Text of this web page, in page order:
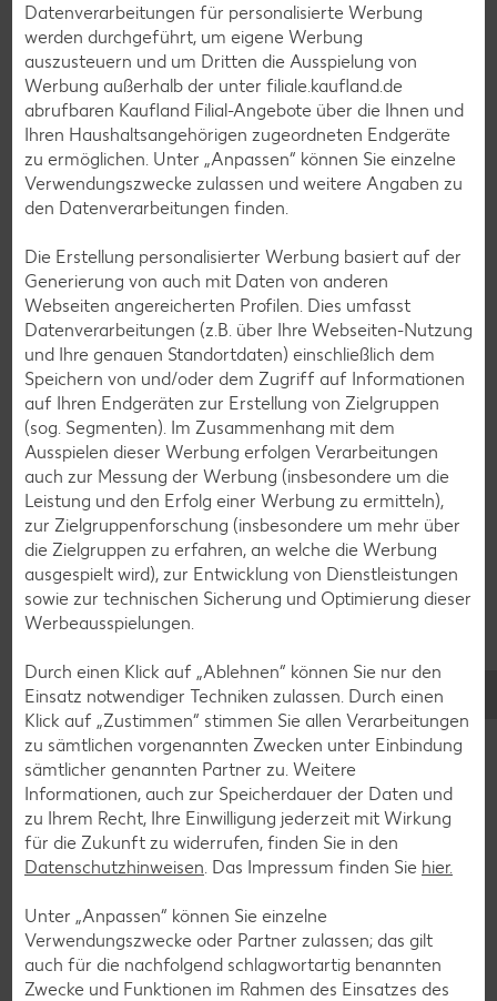
Fleisch-Rezepte
Fisch-Rezepte
Geflügel-Rezepte
Lamm-Rezepte
Grill-Rezepte
Apfelkuchen-Rezepte
Schokokuchen-Rezepte
Torten-Rezepte
Eis-Rezepte
Pfannkuchen-Rezepte
Plätzchen-Rezepte
Smoothie-Rezepte
Bowle-Rezepte
Cocktail-Rezepte
Avocado-Rezepte
Erdbeer-Rezepte
Blaubeer-Rezepte
Bananen-Rezepte
Zurück zu allen Rezepten
Datenverarbeitungen für personalisierte Werbung
werden durchgeführt, um eigene Werbung
auszusteuern und um Dritten die Ausspielung von
Werbung außerhalb der unter filiale.kaufland.de
abrufbaren Kaufland Filial-Angebote über die Ihnen und
Ihren Haushaltsangehörigen zugeordneten Endgeräte
zu ermöglichen. Unter „Anpassen“ können Sie einzelne
Verwendungszwecke zulassen und weitere Angaben zu
den Datenverarbeitungen finden.
Die Erstellung personalisierter Werbung basiert auf der
Generierung von auch mit Daten von anderen
Webseiten angereicherten Profilen. Dies umfasst
Datenverarbeitungen (z.B. über Ihre Webseiten-Nutzung
und Ihre genauen Standortdaten) einschließlich dem
Speichern von und/oder dem Zugriff auf Informationen
auf Ihren Endgeräten zur Erstellung von Zielgruppen
(sog. Segmenten). Im Zusammenhang mit dem
Ausspielen dieser Werbung erfolgen Verarbeitungen
auch zur Messung der Werbung (insbesondere um die
Leistung und den Erfolg einer Werbung zu ermitteln),
zur Zielgruppenforschung (insbesondere um mehr über
die Zielgruppen zu erfahren, an welche die Werbung
ausgespielt wird), zur Entwicklung von Dienstleistungen
sowie zur technischen Sicherung und Optimierung dieser
Werbeausspielungen.
Durch einen Klick auf „Ablehnen“ können Sie nur den
Einsatz notwendiger Techniken zulassen. Durch einen
Klick auf „Zustimmen“ stimmen Sie allen Verarbeitungen
zu sämtlichen vorgenannten Zwecken unter Einbindung
sämtlicher genannten Partner zu. Weitere
Informationen, auch zur Speicherdauer der Daten und
zu Ihrem Recht, Ihre Einwilligung jederzeit mit Wirkung
für die Zukunft zu widerrufen, finden Sie in den
Datenschutzhinweisen . Das Impressum finden Sie hier.
Unter „Anpassen“ können Sie einzelne
Verwendungszwecke oder Partner zulassen; das gilt
auch für die nachfolgend schlagwortartig benannten
Zwecke und Funktionen im Rahmen des Einsatzes des